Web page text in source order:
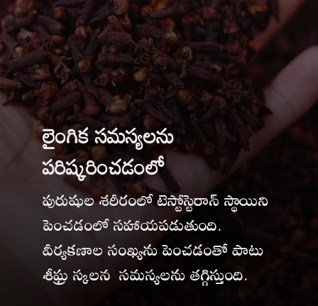
లైంగిక సమస్యలను
పరిష్కరించడంలో
పురుషుల శరీరంలో టెస్టోస్టెరాన్ స్థాయిని
పెంచడంలో సహాయపడుతుంది.
వీర్యకణాల సంఖ్యను పెంచడంతో పాటు
శీఘ్ర స్కలన సమస్యలను తగ్గిస్తుంది.